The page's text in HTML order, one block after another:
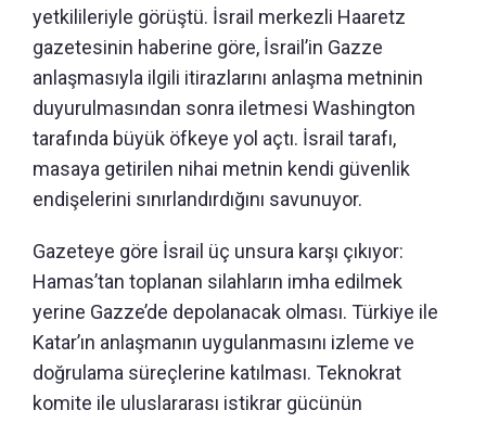
yetkilileriyle görüştü. İsrail merkezli Haaretz
gazetesinin haberine göre, İsrail’in Gazze
anlaşmasıyla ilgili itirazlarını anlaşma metninin
duyurulmasından sonra iletmesi Washington
tarafında büyük öfkeye yol açtı. İsrail tarafı,
masaya getirilen nihai metnin kendi güvenlik
endişelerini sınırlandırdığını savunuyor.
Gazeteye göre İsrail üç unsura karşı çıkıyor:
Hamas’tan toplanan silahların imha edilmek
yerine Gazze’de depolanacak olması. Türkiye ile
Katar’ın anlaşmanın uygulanmasını izleme ve
doğrulama süreçlerine katılması. Teknokrat
komite ile uluslararası istikrar gücünün